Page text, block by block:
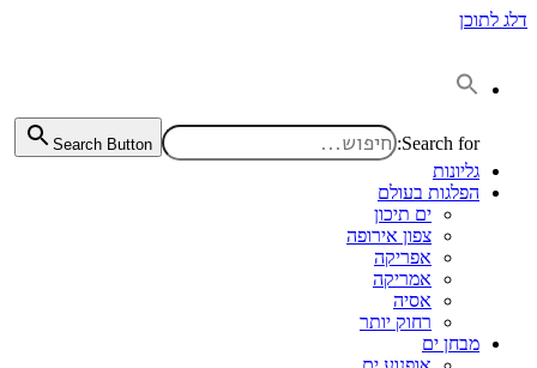
דלג לתוכן
Search for:
Search Button
גליונות
הפלגות בעולם
ים תיכון
צפון אירופה
אפריקה
אמריקה
אסיה
רחוק יותר
מבחן ים